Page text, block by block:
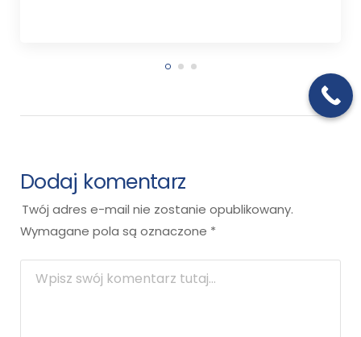
Dodaj komentarz
Twój adres e-mail nie zostanie opublikowany.
Wymagane pola są oznaczone *